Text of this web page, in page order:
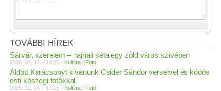
TOVÁBBI HÍREK
Sárvár, szerelem – hajnali séta egy zöld város szívében
2026. 04. 12. - 18:25 - Kultúra / Fotó
Áldott Karácsonyt kívánunk Csider Sándor verseivel és ködös
esti kőszegi fotókkal
2025. 12. 24. - 17:15 - Kultúra / Fotó